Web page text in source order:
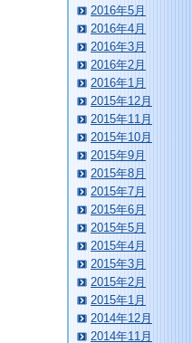
2016年5月
2016年4月
2016年3月
2016年2月
2016年1月
2015年12月
2015年11月
2015年10月
2015年9月
2015年8月
2015年7月
2015年6月
2015年5月
2015年4月
2015年3月
2015年2月
2015年1月
2014年12月
2014年11月